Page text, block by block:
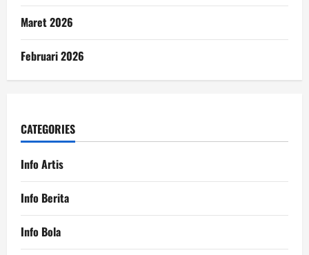
Maret 2026
Februari 2026
CATEGORIES
Info Artis
Info Berita
Info Bola